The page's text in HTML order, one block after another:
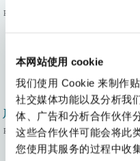
本网站使用 cookie
我们使用 Cookie 来制作
社交媒体功能以及分析我
体、广告和分析合作伙伴
这些合作伙伴可能会将此
您使用其服务的过程中收
安普顿
沙
Partner
Joris De Geest
Partner